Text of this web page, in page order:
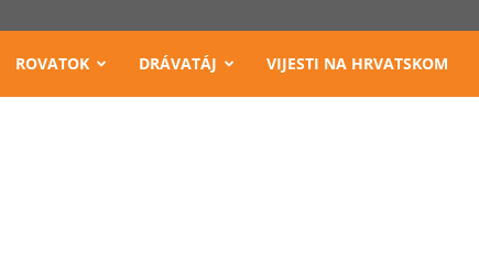
ROVATOK DRÁVATÁJ VIJESTI NA HRVATSKOM